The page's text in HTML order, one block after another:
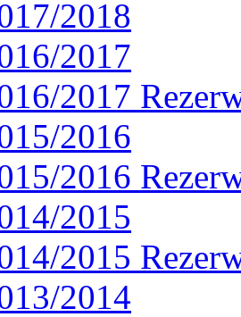
2018
2017
2017
2016
2016
2015
2015
2014